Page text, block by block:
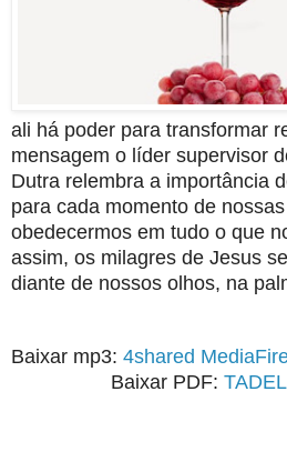
ali há poder para transformar
mensagem o líder supervisor
Dutra relembra a importância
para cada momento de
obedecermos em tudo o que
assim, os milagres de Jesus
diante de nossos olhos, na
Baixar mp3: 4shared
Baixar PDF: